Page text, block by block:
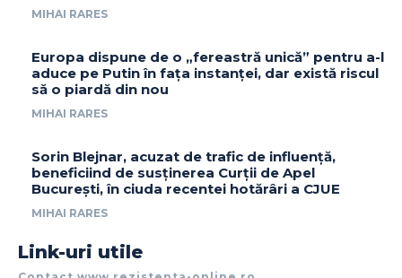
MIHAI RARES
Europa dispune de o „fereastră unică” pentru a-l
aduce pe Putin în fața instanței, dar există riscul
să o piardă din nou
MIHAI RARES
Sorin Blejnar, acuzat de trafic de influență,
beneficiind de susținerea Curții de Apel
București, în ciuda recentei hotărâri a CJUE
MIHAI RARES
Link-uri utile